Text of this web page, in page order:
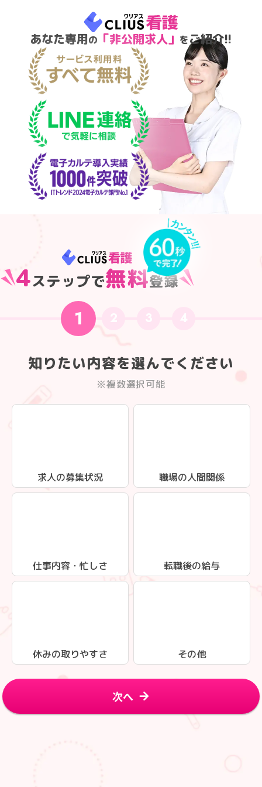
あなた専用の 「非公開求人」 をご紹介!!
4ステップで無料登録
1 2 3 4
知りたい内容を選んでください
※複数選択可能
求人の募集状況 職場の人間関係
仕事内容・忙しさ 転職後の給与
休みの取りやすさ その他
次へ